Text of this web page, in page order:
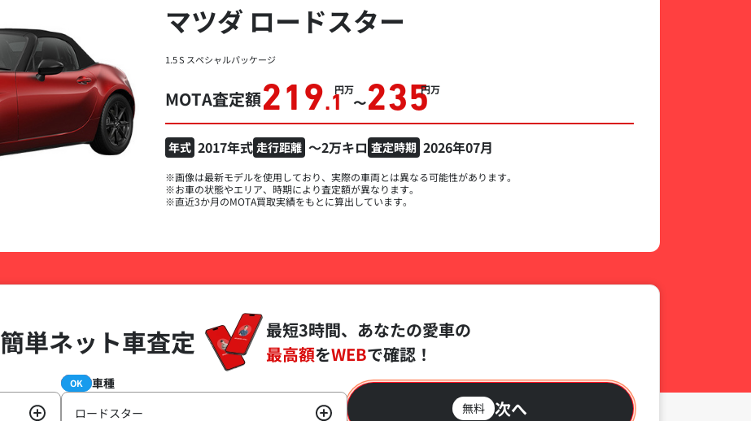
マツダ ロードスター
1.5 S スペシャルパッケージ
MOTA査定額219.1
万円
〜235万円
年式 2017年式 走行距離 ～2万キロ 査定時期 2026年07月
※画像は最新モデルを使用しており、実際の車両とは異なる可能性があります。
※お車の状態やエリア、時期により査定額が異なります。
※直近3か月のMOTA買取実績をもとに算出しています。
簡単ネット車査定
最短3時間、あなたの愛車の
最高額をWEBで確認！
必須 車種
OK
ロードスター 無料 次へ